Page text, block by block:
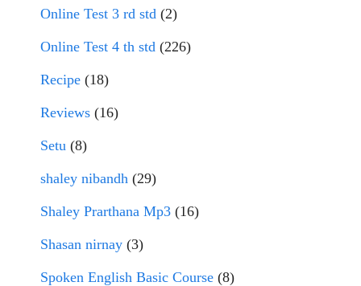
Online Test 3 rd std (2)
Online Test 4 th std (226)
Recipe (18)
Reviews (16)
Setu (8)
shaley nibandh (29)
Shaley Prarthana Mp3 (16)
Shasan nirnay (3)
Spoken English Basic Course (8)